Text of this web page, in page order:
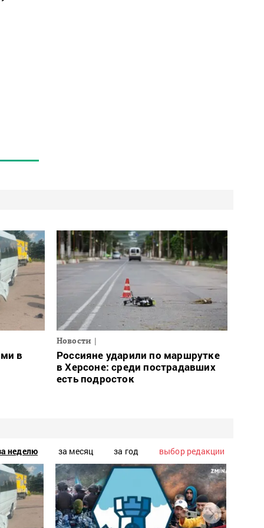
в
Новости
Россияне ударили по маршрутке
в Херсоне: среди пострадавших
есть подросток
неделю за месяц за год выбор редакции